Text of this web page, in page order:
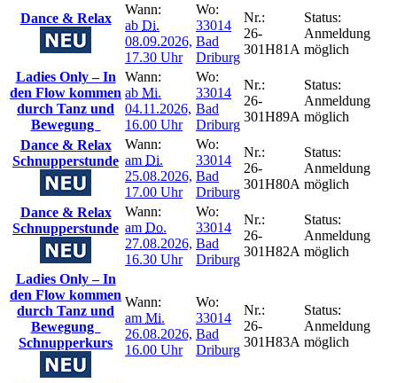
Dance & Relax
Wann:
ab Di.
08.09.2026,
17.30 Uhr
Wo:
33014
Bad
Driburg
Nr.:
26-
301H81A
Status:
Anmeldung
möglich
Ladies Only – In
den Flow kommen
durch Tanz und
Bewegung
Wann:
ab Mi.
04.11.2026,
16.00 Uhr
Wo:
33014
Bad
Driburg
Nr.:
26-
301H89A
Status:
Anmeldung
möglich
Dance & Relax
Schnupperstunde
Wann:
am Di.
25.08.2026,
17.00 Uhr
Wo:
33014
Bad
Driburg
Nr.:
26-
301H80A
Status:
Anmeldung
möglich
Dance & Relax
Schnupperstunde
Wann:
am Do.
27.08.2026,
16.30 Uhr
Wo:
33014
Bad
Driburg
Nr.:
26-
301H82A
Status:
Anmeldung
möglich
Ladies Only – In
den Flow kommen
durch Tanz und
Bewegung
Schnupperkurs
Wann:
am Mi.
26.08.2026,
16.00 Uhr
Wo:
33014
Bad
Driburg
Nr.:
26-
301H83A
Status:
Anmeldung
möglich